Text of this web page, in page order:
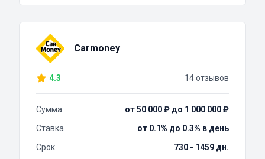
Carmoney
4.3 14 отзывов
Сумма
от 50 000 ₽ до 1 000 000 ₽
Ставка
от 0.1% до 0.3% в день
Срок
730 - 1459 дн.